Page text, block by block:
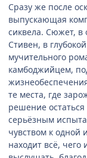
Сразу же после
выпускающая
сиквела. Сюжет, в
Стивен, в
мучительного
камбоджийцем,
те места, где
решение остаться
серьёзным
чувством к одной
находит всё,